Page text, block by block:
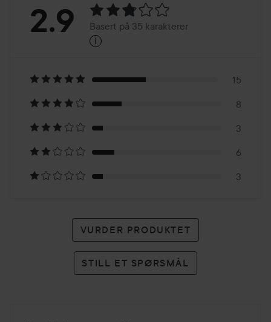
Vurdering:
Basert
på
35
karakterer
2.9 Basert på 35 karakterer
i
15
8
3
6
3
VURDER PRODUKTET
STILL ET SPØRSMÅL